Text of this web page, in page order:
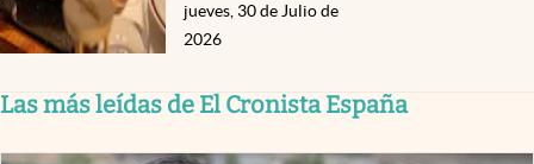
jueves, 30 de Julio de
2026
Las más leídas de El Cronista España